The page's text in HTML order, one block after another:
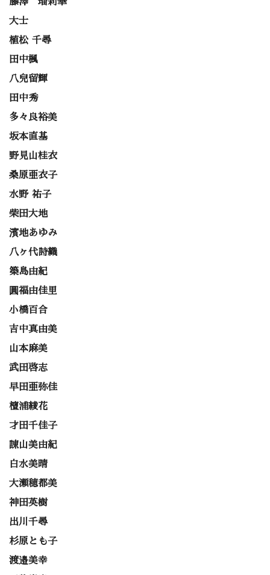
大士
植松 千尋
田中楓
八兒留輝
田中秀
多々良裕美
坂本直基
野見山桂衣
桑原亜衣子
水野 祐子
柴田大地
濱地あゆみ
八ヶ代詩織
築島由紀
圓福由佳里
小橋百合
吉中真由美
山本麻美
武田啓志
早田亜弥佳
檀浦綾花
才田千佳子
諌山美由紀
白水美晴
大瀬穂都美
神田英樹
出川千尋
杉原とも子
渡邉美幸